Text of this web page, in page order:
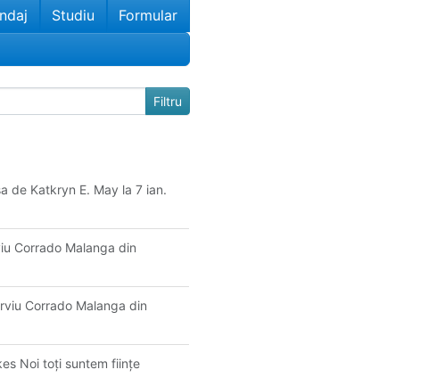
Studiu
Formular
de Katkryn E. May la 7 ian.
Corrado Malanga din
Corrado Malanga din
Noi toți suntem ființe